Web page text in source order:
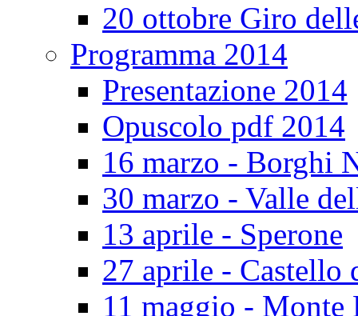
20 ottobre Giro
Programma 2014
Presentazione 2014
Opuscolo pdf 2014
16 marzo - Borghi
30 marzo - Valle
13 aprile - Sperone
27 aprile - Castello
11 maggio - Monte